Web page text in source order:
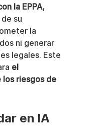
la EPPA,
su
la
ni generar
legales. Este
el
riesgos de
en IA